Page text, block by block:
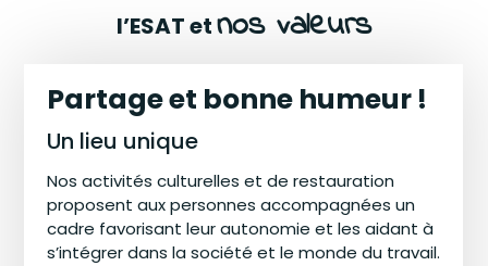
l’ESAT etnos valeurs
Partage et bonne humeur !
Un lieu unique
Nos activités culturelles et de restauration
proposent aux personnes accompagnées un
cadre favorisant leur autonomie et les aidant à
s’intégrer dans la société et le monde du travail.